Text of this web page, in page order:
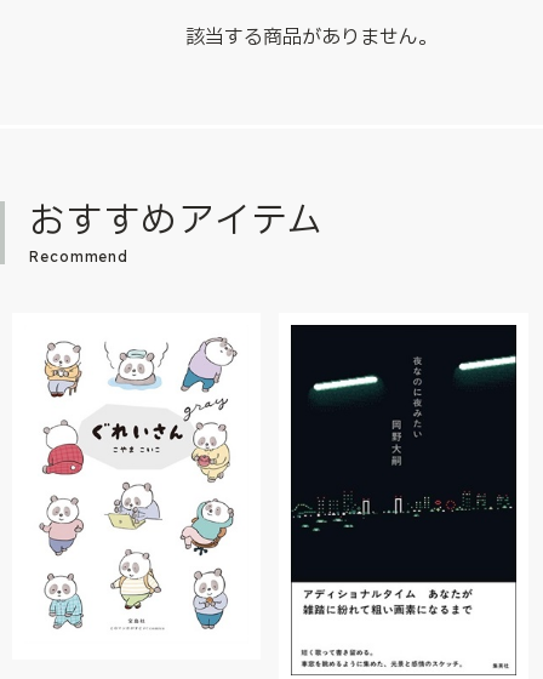
該当する商品がありません。
おすすめアイテム
Recommend